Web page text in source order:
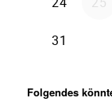
Folgendes